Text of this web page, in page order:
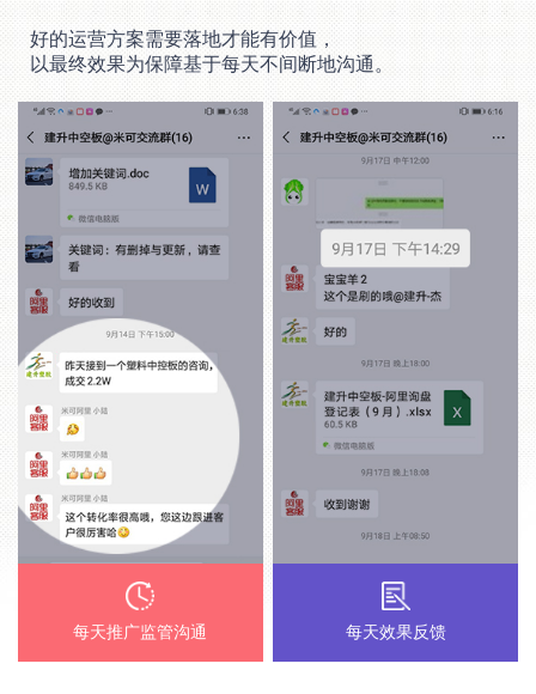
好的运营方案需要落地才能有价值，
以最终效果为保障基于每天不间断地沟通。
每天推广监管沟通 每天效果反馈